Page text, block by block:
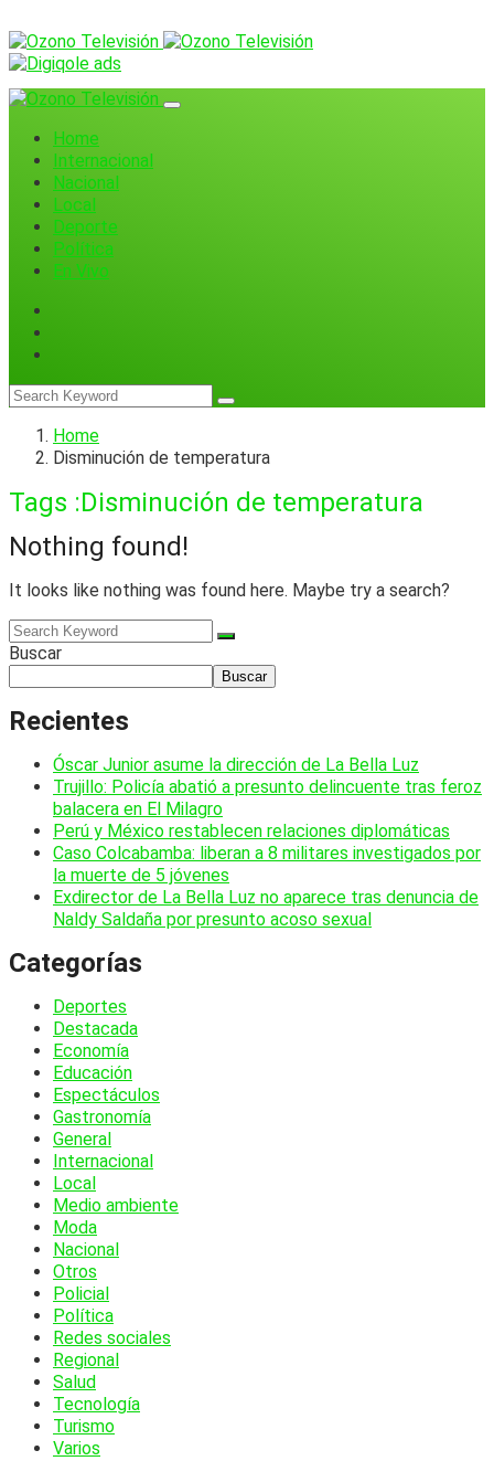
Home
Internacional
Nacional
Local
Deporte
Política
En Vivo
Home
Disminución de temperatura
Tags :Disminución de temperatura
Nothing found!
It looks like nothing was found here. Maybe try a search?
Buscar
Buscar
Recientes
Óscar Junior asume la dirección de La Bella Luz
Trujillo: Policía abatió a presunto delincuente tras feroz
balacera en El Milagro
Perú y México restablecen relaciones diplomáticas
Caso Colcabamba: liberan a 8 militares investigados por
la muerte de 5 jóvenes
Exdirector de La Bella Luz no aparece tras denuncia de
Naldy Saldaña por presunto acoso sexual
Categorías
Deportes
Destacada
Economía
Educación
Espectáculos
Gastronomía
General
Internacional
Local
Medio ambiente
Moda
Nacional
Otros
Policial
Política
Redes sociales
Regional
Salud
Tecnología
Turismo
Varios